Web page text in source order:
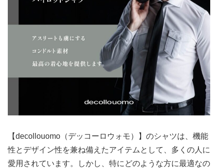
【decollouomo（デッコーロウォモ）】のシャツは、機能
性とデザイン性を兼ね備えたアイテムとして、多くの人に
愛用されています。しかし、特にどのような方に最適なの